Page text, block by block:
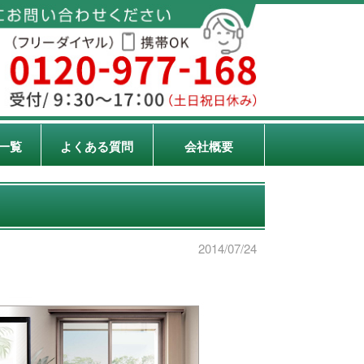
覧 よくある質問 会社概要
2014/07/24